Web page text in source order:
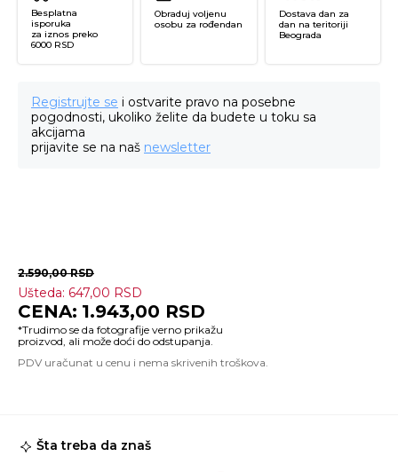
Besplatna
isporuka
za iznos preko
6000 RSD
Obraduj voljenu
osobu za rođendan
Dostava dan za
dan na teritoriji
Beograda
Registrujte se i ostvarite pravo na posebne
pogodnosti, ukoliko želite da budete u toku sa
akcijama
prijavite se na naš newsletter
2.590,00RSD
Ušteda: 647,00 RSD
1.943,00 RSD
Šta treba da znaš